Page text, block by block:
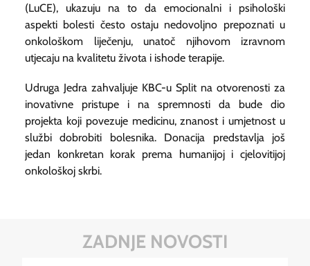
(LuCE), ukazuju na to da emocionalni i psihološki
aspekti bolesti često ostaju nedovoljno prepoznati u
onkološkom liječenju, unatoč njihovom izravnom
utjecaju na kvalitetu života i ishode terapije.
Udruga Jedra zahvaljuje KBC-u Split na otvorenosti za
inovativne pristupe i na spremnosti da bude dio
projekta koji povezuje medicinu, znanost i umjetnost u
službi dobrobiti bolesnika. Donacija predstavlja još
jedan konkretan korak prema humanijoj i cjelovitijoj
onkološkoj skrbi.
ZADNJE NOVOSTI